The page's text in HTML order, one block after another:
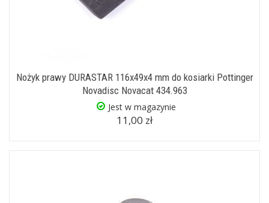
Nożyk prawy DURASTAR 116x49x4 mm do kosiarki Pottinger
Novadisc Novacat 434.963
Jest w magazynie
11,00 zł